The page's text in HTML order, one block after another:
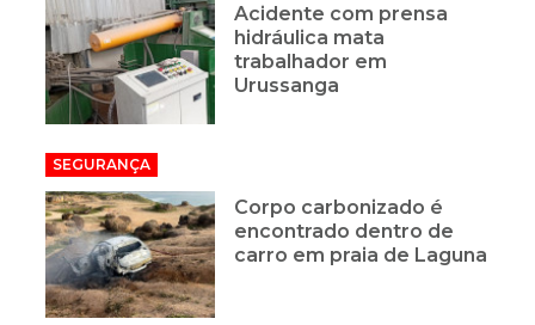
Acidente com prensa
hidráulica mata
trabalhador em
Urussanga
SEGURANÇA
Corpo carbonizado é
encontrado dentro de
carro em praia de Laguna